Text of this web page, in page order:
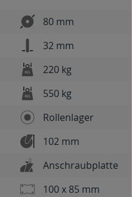
80 mm
32 mm
220 kg
550 kg
Rollenlager
102 mm
Anschraubplatte
100 x 85 mm